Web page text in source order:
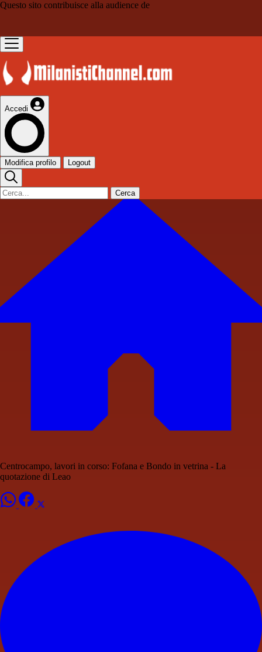
Questo sito contribuisce alla audience de
Accedi
Modifica profilo Logout
Cerca
Centrocampo, lavori in corso: Fofana e Bondo in vetrina - La
quotazione di Leao